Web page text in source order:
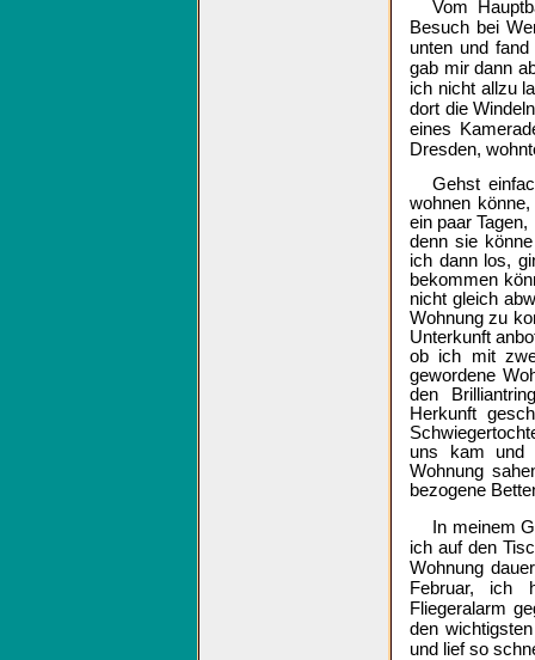
Vom
Besuch bei
unten und
gab mir dann
ich nicht allzu
dort die
eines
Dresden,
Gehst
wohnen
ein paar
denn sie
ich dann los,
bekommen
nicht gleich
Wohnung zu
Unterkunft
ob ich mit
gewordene
den
Herkunft
uns kam und
Wohnung
bezogene
In meinem
ich auf den
Wohnung
Februar, ich
Fliegeralarm
den
und lief so